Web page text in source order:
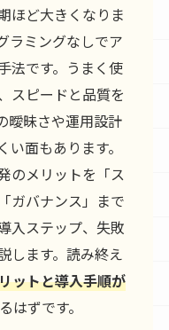
ど大きくなりま
ラミングなしでア
法です。うまく使
スピードと品質を
曖昧さや運用設計
面もあります。
のメリットを「ス
ガバナンス」まで
入ステップ、失敗
します。読み終え
ットと導入手順が
はずです。